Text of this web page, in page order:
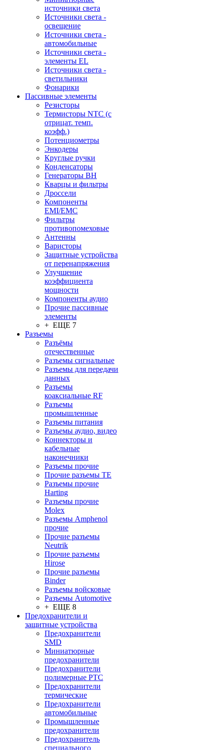
источники света
Источники света -
освещение
Источники света -
автомобильные
Источники света -
элементы EL
Источники света -
светильники
Фонарики
Пассивные элементы
Резисторы
Термисторы NTC (с
отрицат. темп.
коэфф.)
Потенциометры
Энкодеры
Круглые ручки
Конденсаторы
Генераторы ВН
Кварцы и фильтры
Дроссели
Компоненты
EMI/EMC
Фильтры
противопомеховые
Антенны
Варисторы
Защитные устройства
от перенапряжения
Улучшение
коэффициента
мощности
Компоненты аудио
Прочие пассивные
элементы
+ ЕЩЕ 7
Разъeмы
Разъёмы
отечественные
Разъeмы сигнальные
Разъeмы для передачи
данных
Разъeмы
коаксиальные RF
Разъeмы
промышленные
Разъeмы питания
Разъeмы аудио, видео
Коннекторы и
кабельные
наконечники
Разъeмы прочие
Прочие разъемы TE
Разъемы прочие
Harting
Разъемы прочие
Molex
Разъемы Amphenol
прочие
Прочие разъемы
Neutrik
Прочие разъемы
Hirose
Прочие разъемы
Binder
Разъемы войсковые
Разъeмы Automotive
+ ЕЩЕ 8
Предохранители и
защитные устройства
Предохранители
SMD
Миниатюрные
предохранители
Предохранители
полимерные PTC
Предохранители
термические
Предохранители
автомобильные
Промышленные
предохранители
Предохранитель
специального